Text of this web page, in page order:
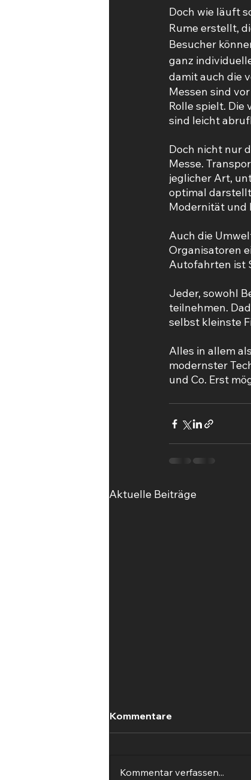
Doch wie läuft
Rume erstellt,
Besucher
ganz
damit auch die
Messen sind
Rolle spielt. Die
sind leicht
Doch nicht nur
Messe.
jeglicher Art,
optimal
Modernität und
Auch die
Organisatoren
Autofahrten ist
Jeder, sowohl
teilnehmen.
selbst kleinste
Alles in allem
modernster
und Co. Erst
Aktuelle Beiträge
Kommentare
Kommentar verfassen...